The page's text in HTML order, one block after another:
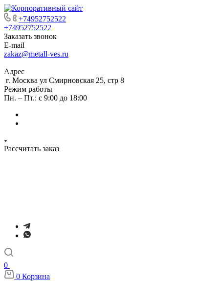
+74952752522
+74952752522
Заказать звонок
E-mail
zakaz@metall-ves.ru
Адрес
г. Москва ул Смирновская 25, стр 8
Режим работы
Пн. – Пт.: с 9:00 до 18:00
Рассчитать заказ
0
0 Корзина